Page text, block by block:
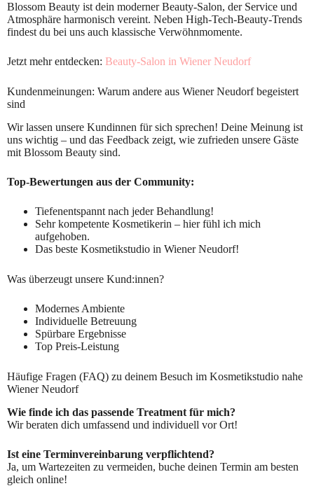
Blossom Beauty ist dein moderner Beauty-Salon, der Service und
Atmosphäre harmonisch vereint. Neben High-Tech-Beauty-Trends
findest du bei uns auch klassische Verwöhnmomente.
Jetzt mehr entdecken: Beauty-Salon in Wiener Neudorf
Kundenmeinungen: Warum andere aus Wiener Neudorf begeistert
sind
Wir lassen unsere Kundinnen für sich sprechen! Deine Meinung ist
uns wichtig – und das Feedback zeigt, wie zufrieden unsere Gäste
mit Blossom Beauty sind.
Top-Bewertungen aus der Community:
Tiefenentspannt nach jeder Behandlung!
Sehr kompetente Kosmetikerin – hier fühl ich mich
aufgehoben.
Das beste Kosmetikstudio in Wiener Neudorf!
Was überzeugt unsere Kund:innen?
Modernes Ambiente
Individuelle Betreuung
Spürbare Ergebnisse
Top Preis-Leistung
Häufige Fragen (FAQ) zu deinem Besuch im Kosmetikstudio nahe
Wiener Neudorf
Wie finde ich das passende Treatment für mich?
Wir beraten dich umfassend und individuell vor Ort!
Ist eine Terminvereinbarung verpflichtend?
Ja, um Wartezeiten zu vermeiden, buche deinen Termin am besten
gleich online!